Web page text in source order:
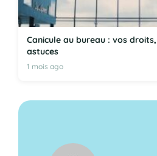
Canicule au bureau : vos
astuces
1 mois ago